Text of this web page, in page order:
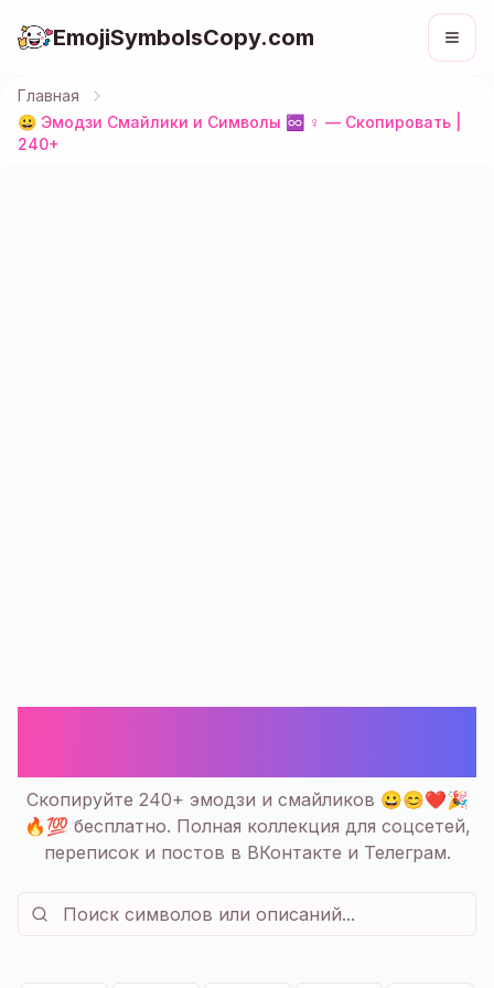
EmojiSymbolsCopy.com
Главная
😀 Эмодзи Смайлики и Символы ♾️ ♀️ — Скопировать |
240+
Скопируйте 240+ эмодзи и смайликов 😀😊❤️🎉
🔥💯 бесплатно. Полная коллекция для соцсетей,
переписок и постов в ВКонтакте и Телеграм.